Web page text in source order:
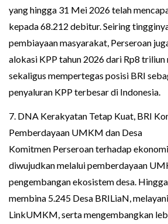
yang hingga 31 Mei 2026 telah
kepada 68.212 debitur. Seiring
pembiayaan masyarakat, Perseroan
alokasi KPP tahun 2026 dari Rp8
sekaligus mempertegas posisi BRI
penyaluran KPP terbesar di Indonesia.
7. DNA Kerakyatan Tetap Kuat, BRI
Pemberdayaan UMKM dan Desa
Komitmen Perseroan terhadap
diwujudkan melalui pemberdayaan
pengembangan ekosistem desa.
membina 5.245 Desa BRILiaN,
LinkUMKM, serta mengembangkan